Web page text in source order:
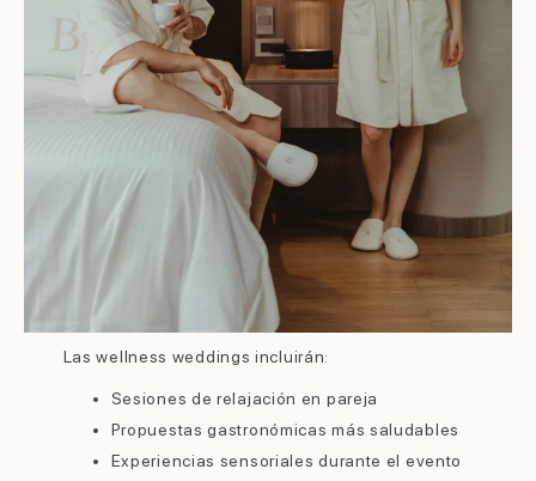
Las wellness weddings incluirán:
Sesiones de relajación en pareja
Propuestas gastronómicas más saludables
Experiencias sensoriales durante el evento